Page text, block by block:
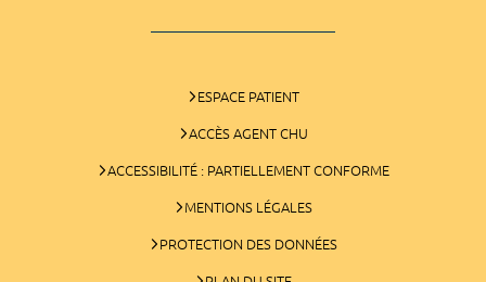
ESPACE PATIENT
ACCÈS AGENT CHU
ACCESSIBILITÉ : PARTIELLEMENT CONFORME
MENTIONS LÉGALES
PROTECTION DES DONNÉES